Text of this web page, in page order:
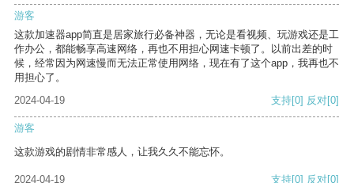
游客
这款加速器app简直是居家旅行必备神器，无论是看视频、玩游戏还是工
作办公，都能畅享高速网络，再也不用担心网速卡顿了。以前出差的时
候，经常因为网速慢而无法正常使用网络，现在有了这个app，我再也不
用担心了。
2024-04-19
支持[0] 反对[0]
游客
这款游戏的剧情非常感人，让我久久不能忘怀。
2024-04-19 支持[0] 反对[0]